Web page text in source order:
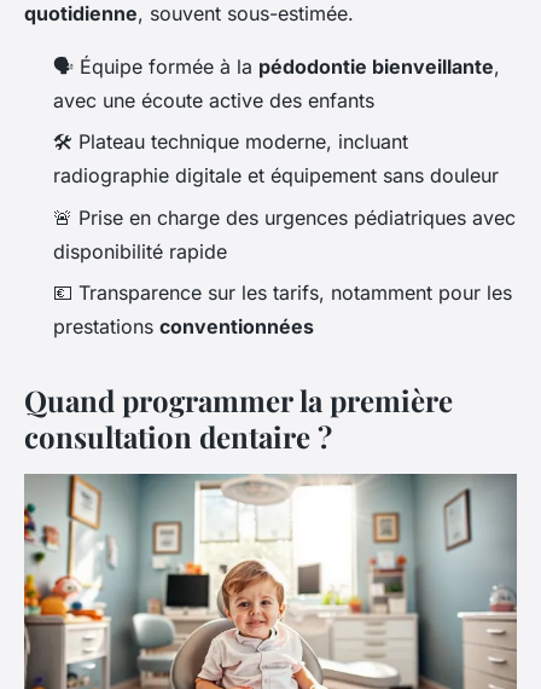
quotidienne, souvent sous-estimée.
🗣️ Équipe formée à la pédodontie bienveillante,
avec une écoute active des enfants
🛠️ Plateau technique moderne, incluant
radiographie digitale et équipement sans douleur
🚨 Prise en charge des urgences pédiatriques avec
disponibilité rapide
💶 Transparence sur les tarifs, notamment pour les
prestations conventionnées
Quand programmer la première
consultation dentaire ?